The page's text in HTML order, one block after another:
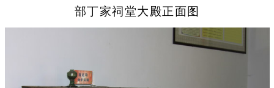
部丁家祠堂大殿正面图